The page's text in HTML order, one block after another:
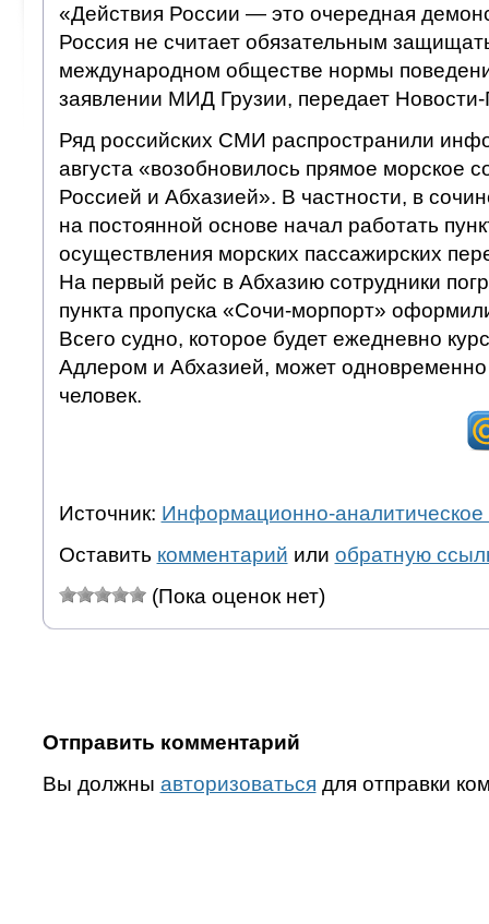
«Действия России — это очередная
Россия не считает обязательным
международном обществе нормы
заявлении МИД Грузии, передает Новости-
Ряд российских СМИ распространили
августа «возобновилось прямое морское
Россией и Абхазией». В частности, в
на постоянной основе начал работать
осуществления морских пассажирских
На первый рейс в Абхазию сотрудники
пункта пропуска «Сочи-морпорт»
Всего судно, которое будет ежедневно
Адлером и Абхазией, может одновременно
человек.
Источник: Информационно-аналитическое
Оставить комментарий или обратную
(Пока оценок нет)
Отправить комментарий
Вы должны авторизоваться для отправки